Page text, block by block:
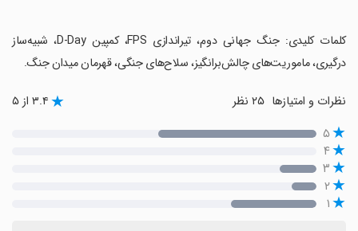
‏کلمات کلیدی: جنگ جهانی دوم، تیراندازی FPS، کمپین D-Day، شبیه‌ساز
درگیری، ماموریت‌های چالش‌برانگیز، سلاح‌های جنگی، قهرمان میدان جنگ.
نظرات و امتیازها ۳.۴ از ۵
۵
۴
۳
۲
۱